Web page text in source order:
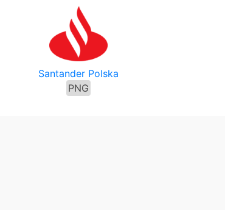
Santander Polska
PNG